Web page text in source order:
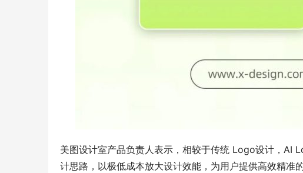
美图设计室产品负责人表示，相较于传统 Logo设计，AI
计思路，以极低成本放大设计效能，为用户提供高效精准的